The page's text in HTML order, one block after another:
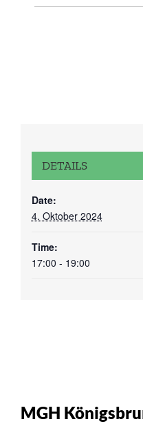
DETAILS
Date:
4. Oktober 2024
Time:
17:00 - 19:00
MGH